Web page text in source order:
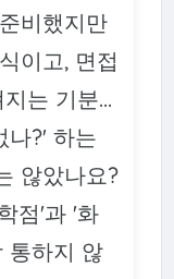
비했지만
이고, 면접
는 기분...
나?' 하는
않았나요?
점'과 '화
통하지 않